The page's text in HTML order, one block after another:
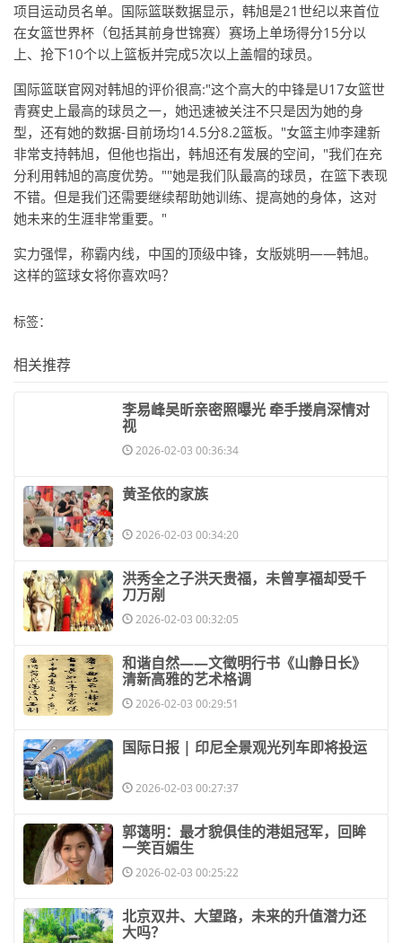
项目运动员名单。国际篮联数据显示，韩旭是21世纪以来首位
在女篮世界杯（包括其前身世锦赛）赛场上单场得分15分以
上、抢下10个以上篮板并完成5次以上盖帽的球员。
国际篮联官网对韩旭的评价很高:"这个高大的中锋是U17女篮世
青赛史上最高的球员之一，她迅速被关注不只是因为她的身
型，还有她的数据-目前场均14.5分8.2篮板。"女篮主帅李建新
非常支持韩旭，但他也指出，韩旭还有发展的空间，"我们在充
分利用韩旭的高度优势。""她是我们队最高的球员，在篮下表现
不错。但是我们还需要继续帮助她训练、提高她的身体，这对
她未来的生涯非常重要。"
实力强悍，称霸内线，中国的顶级中锋，女版姚明——韩旭。
这样的篮球女将你喜欢吗？
标签：
相关推荐
​李易峰吴昕亲密照曝光 牵手搂肩深情对
视
2026-02-03 00:36:34
​黄圣依的家族
2026-02-03 00:34:20
​洪秀全之子洪天贵福，未曾享福却受千
刀万剐
2026-02-03 00:32:05
​和谐自然——文徵明行书《山静日长》
清新高雅的艺术格调
2026-02-03 00:29:51
​国际日报 | 印尼全景观光列车即将投运
2026-02-03 00:27:37
​郭蔼明：最才貌俱佳的港姐冠军，回眸
一笑百媚生
2026-02-03 00:25:22
​北京双井、大望路，未来的升值潜力还
大吗？